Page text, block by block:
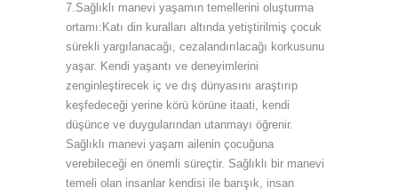
7.Sağlıklı manevi yaşamın temellerini oluşturma
ortamı:Katı din kuralları altında yetiştirilmiş çocuk
sürekli yargılanacağı, cezalandırılacağı korkusunu
yaşar. Kendi yaşantı ve deneyimlerini
zenginleştirecek iç ve dış dünyasını araştırıp
keşfedeceği yerine körü körüne itaati, kendi
düşünce ve duygularından utanmayı öğrenir.
Sağlıklı manevi yaşam ailenin çocuğuna
verebileceği en önemli süreçtir. Sağlıklı bir manevi
temeli olan insanlar kendisi ile barışık, insan